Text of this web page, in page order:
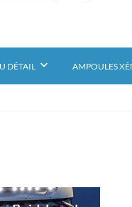
DÉTAIL keyboard_arrow_down AMPOULES